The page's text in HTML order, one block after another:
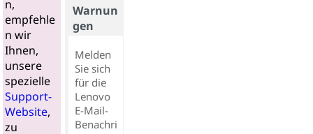
n,
empfehle
n wir
Ihnen,
unsere
spezielle
Support-
Website,
zu
Warnun
gen
Melden
Sie sich
für die
Lenovo
E-Mail-
Benachri